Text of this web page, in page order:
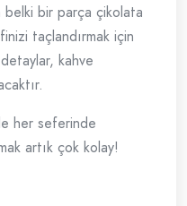
belki bir parça çikolata
taçlandırmak için
kahve
her seferinde
artık çok kolay!